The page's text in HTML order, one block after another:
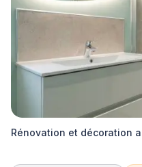
Rénovation et décoration